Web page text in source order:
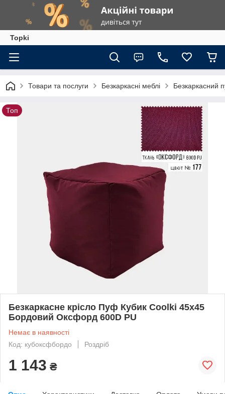
Topki
Товари та послуги Безкаркасні меблі Безкаркасний
Топ
Безкаркасне крісло Пуф Кубик Coolki 45x45
Бордовий Оксфорд 600D PU
Немає в наявності
Код: кубоксфбордо
Роздріб
1 143 ₴